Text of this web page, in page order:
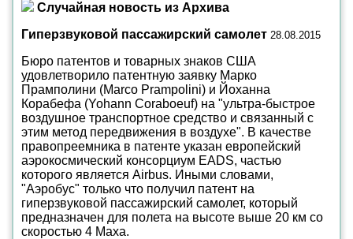
Случайная новость из Архива
Гиперзвуковой пассажирский самолет 28.08.2015
Бюро патентов и товарных знаков США
удовлетворило патентную заявку Марко
Прамполини (Marco Prampolini) и Йоханна
Корабефа (Yohann Coraboeuf) на "ультра-быстрое
воздушное транспортное средство и связанный с
этим метод передвижения в воздухе". В качестве
правопреемника в патенте указан европейский
аэрокосмический консорциум EADS, частью
которого является Airbus. Иными словами,
"Аэробус" только что получил патент на
гиперзвуковой пассажирский самолет, который
предназначен для полета на высоте выше 20 км со
скоростью 4 Маха.